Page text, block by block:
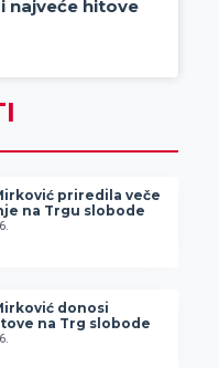
najveće hitove
priredila veče
na Trgu slobode
donosi
na Trg slobode